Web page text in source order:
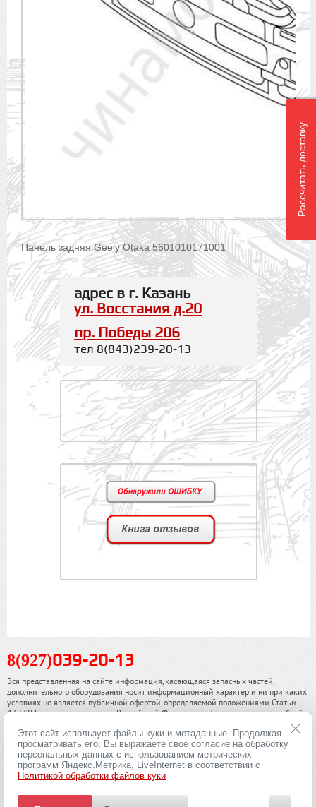
Панель задняя Geely Otaka 5601010171001
адрес в г. Казань
ул. Восстания д.20
пр. Победы 206
тел 8(843)239-20-13
.
8(927)039-20-13
Вся представленная на сайте информация, касающаяся запасных частей,
дополнительного оборудования носит информационный характер и ни при каких
условиях не является публичной офертой, определяемой положениями Статьи
437 (2) Гражданского кодекса Российской Федерации. Для получения подробной
информации, пожалуйста, обращайтесь к нашим специалистам. чинамобил.рф ©
2013-2026. Все права охраняются законом.
Политика конфиденциальности
Этот сайт использует файлы куки и метаданные. Продолжая
просматривать его, Вы выражаете свое согласие на обработку
персональных данных с использованием метрических
программ Яндекс.Метрика, LiveInternet в соответствии с
Политикой обработки файлов куки
Рассчитать доставку